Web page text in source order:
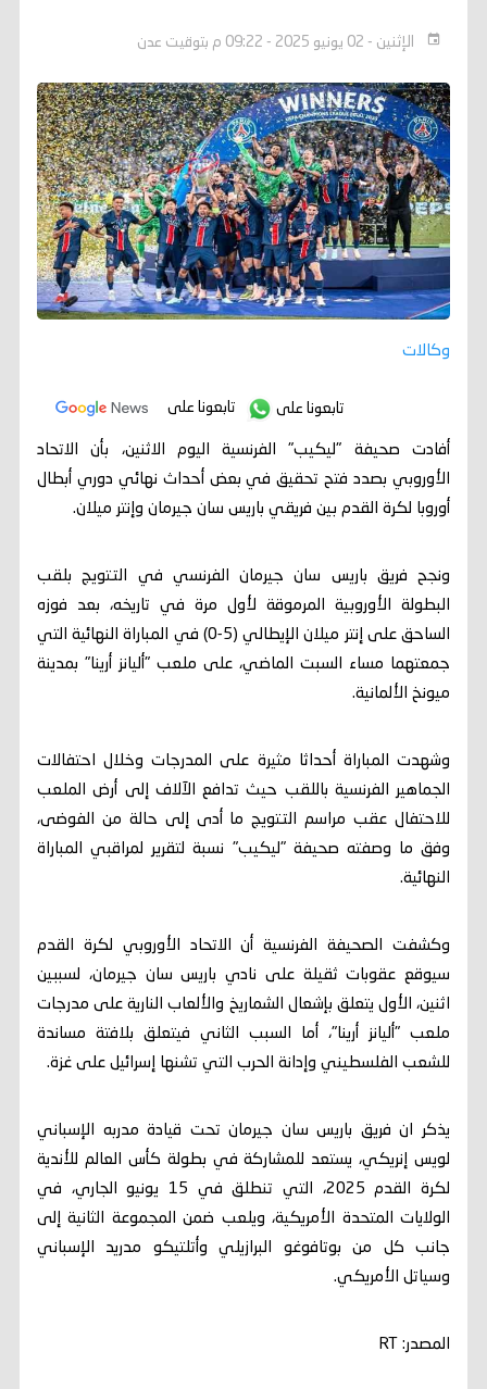
الإثنين - 02 يونيو 2025 - 09:22 م بتوقيت عدن
وكالات
تابعونا على تابعونا على
أفادت صحيفة "ليكيب" الفرنسية اليوم الاثنين، بأن الاتحاد
الأوروبي بصدد فتح تحقيق في بعض أحداث نهائي دوري أبطال
أوروبا لكرة القدم بين فريقي باريس سان جيرمان وإنتر ميلان.
ونجح فريق باريس سان جيرمان الفرنسي في التتويج بلقب
البطولة الأوروبية المرموقة لأول مرة في تاريخه، بعد فوزه
الساحق على إنتر ميلان الإيطالي (5-0) في المباراة النهائية التي
جمعتهما مساء السبت الماضي، على ملعب "أليانز أرينا" بمدينة
ميونخ الألمانية.
وشهدت المباراة أحداثا مثيرة على المدرجات وخلال احتفالات
الجماهير الفرنسية باللقب حيث تدافع الآلاف إلى أرض الملعب
للاحتفال عقب مراسم التتويج ما أدى إلى حالة من الفوضى،
وفق ما وصفته صحيفة "ليكيب" نسبة لتقرير لمراقبي المباراة
النهائية.
وكشفت الصحيفة الفرنسية أن الاتحاد الأوروبي لكرة القدم
سيوقع عقوبات ثقيلة على نادي باريس سان جيرمان، لسببين
اثنين، الأول يتعلق بإشعال الشماريخ والألعاب النارية على مدرجات
ملعب "أليانز أرينا"، أما السبب الثاني فيتعلق بلافتة مساندة
للشعب الفلسطيني وإدانة الحرب التي تشنها إسرائيل على غزة.
يذكر ان فريق باريس سان جيرمان تحت قيادة مدربه الإسباني
لويس إنريكي، يستعد للمشاركة في بطولة كأس العالم للأندية
لكرة القدم 2025، التي تنطلق في 15 يونيو الجاري، في
الولايات المتحدة الأمريكية، ويلعب ضمن المجموعة الثانية إلى
جانب كل من بوتافوغو البرازيلي وأتلتيكو مدريد الإسباني
وسياتل الأمريكي.
المصدر: RT